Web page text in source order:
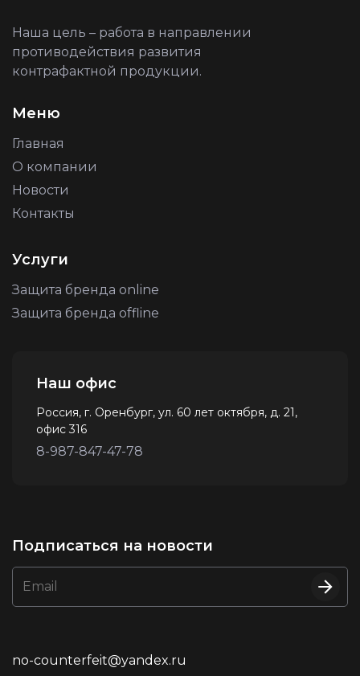
Наша цель – работа в направлении
противодействия развития
контрафактной продукции.
Меню
Главная
О компании
Новости
Контакты
Услуги
Защита бренда online
Защита бренда offline
Наш офис
Россия, г. Оренбург, ул. 60 лет октября, д. 21,
офис 316
8-987-847-47-78
Подписаться на новости
Email
no-counterfeit@yandex.ru